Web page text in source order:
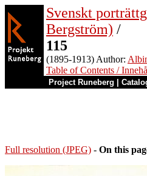
Svenskt
Bergström) /
115
(1895-1913) Author:
Table of Contents /
Project Runeberg
Full resolution (JPEG) - On this